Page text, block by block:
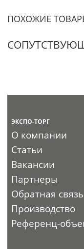
ПОХОЖИЕ
ЭКСПО-ТОРГ
О компании
Статьи
Вакансии
Партнеры
Обратная связь
Производство
Референц-